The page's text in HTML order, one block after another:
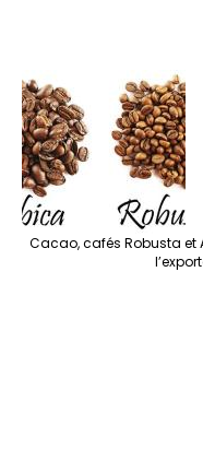
Cacao, cafés Robusta et